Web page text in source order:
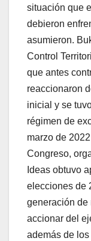
situación que
debieron
asumieron.
Control
que antes
reaccionaron
inicial y se
régimen de
marzo de
Congreso,
Ideas obtuvo
elecciones de
generación de
accionar del
además de